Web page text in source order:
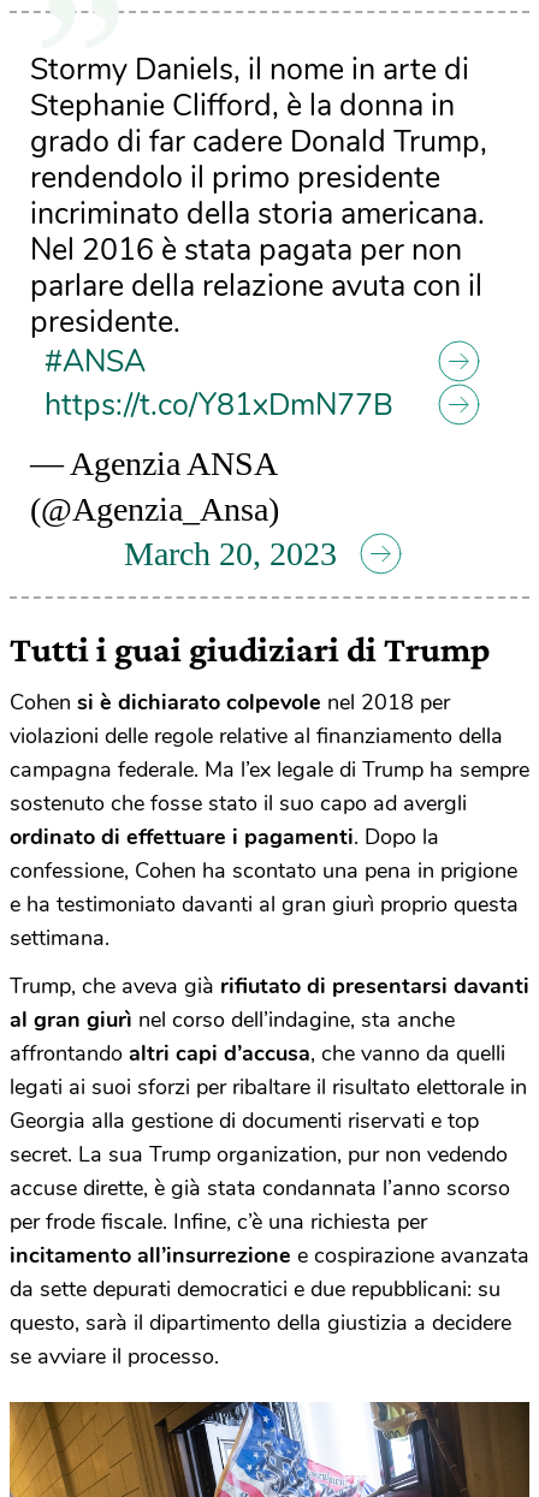
Stormy Daniels, il nome in arte di
Stephanie Clifford, è la donna in
grado di far cadere Donald Trump,
rendendolo il primo presidente
incriminato della storia americana.
Nel 2016 è stata pagata per non
parlare della relazione avuta con il
presidente.
#ANSA
https://t.co/Y81xDmN77B
— Agenzia ANSA
(@Agenzia_Ansa)
March 20, 2023
Tutti i guai giudiziari di Trump
Cohen si è dichiarato colpevole nel 2018 per
violazioni delle regole relative al finanziamento della
campagna federale. Ma l’ex legale di Trump ha sempre
sostenuto che fosse stato il suo capo ad avergli
ordinato di effettuare i pagamenti. Dopo la
confessione, Cohen ha scontato una pena in prigione
e ha testimoniato davanti al gran giurì proprio questa
settimana.
Trump, che aveva già rifiutato di presentarsi davanti
al gran giurì nel corso dell’indagine, sta anche
affrontando altri capi d’accusa, che vanno da quelli
legati ai suoi sforzi per ribaltare il risultato elettorale in
Georgia alla gestione di documenti riservati e top
secret. La sua Trump organization, pur non vedendo
accuse dirette, è già stata condannata l’anno scorso
per frode fiscale. Infine, c’è una richiesta per
incitamento all’insurrezione e cospirazione avanzata
da sette depurati democratici e due repubblicani: su
questo, sarà il dipartimento della giustizia a decidere
se avviare il processo.